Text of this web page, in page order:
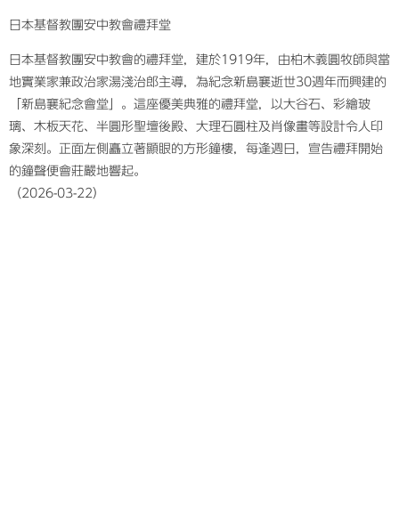
日本基督教團安中教會禮拜堂
日本基督教團安中教會的禮拜堂，建於1919年，由柏木義圓牧師與當
地實業家兼政治家湯淺治郎主導，為紀念新島襄逝世30週年而興建的
「新島襄紀念會堂」。這座優美典雅的禮拜堂，以大谷石、彩繪玻
璃、木板天花、半圓形聖壇後殿、大理石圓柱及肖像畫等設計令人印
象深刻。正面左側矗立著顯眼的方形鐘樓，每逢週日，宣告禮拜開始
的鐘聲便會莊嚴地響起。
​（2026-03-22）